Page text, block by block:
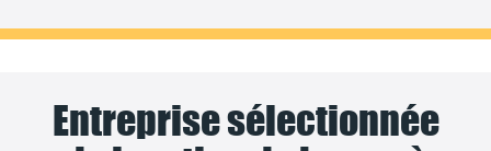
Entreprise sélectionnée